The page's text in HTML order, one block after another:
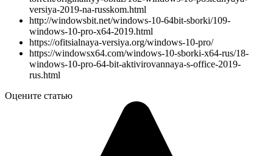
versiya-2019-na-russkom.html
http://windowsbit.net/windows-10-64bit-sborki/109-
windows-10-pro-x64-2019.html
https://ofitsialnaya-versiya.org/windows-10-pro/
https://windowsx64.com/windows-10-sborki-x64-rus/18-
windows-10-pro-64-bit-aktivirovannaya-s-office-2019-
rus.html
Оцените статью